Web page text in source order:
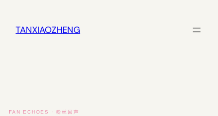
TANXIAOZHENG
FAN ECHOES · 粉丝回声